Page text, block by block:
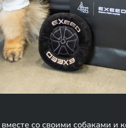
со своими собаками и